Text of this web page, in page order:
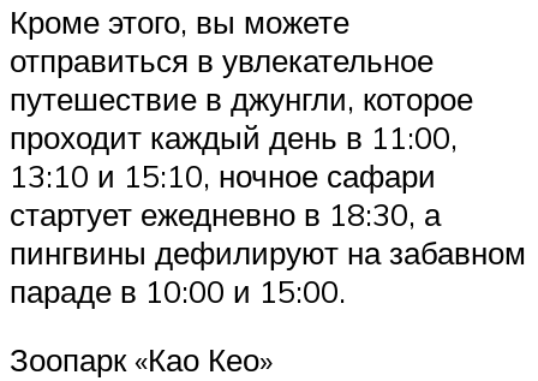
Кроме этого, вы можете
отправиться в увлекательное
путешествие в джунгли, которое
проходит каждый день в 11:00,
13:10 и 15:10, ночное сафари
стартует ежедневно в 18:30, а
пингвины дефилируют на забавном
параде в 10:00 и 15:00.
Зоопарк «Као Кео»